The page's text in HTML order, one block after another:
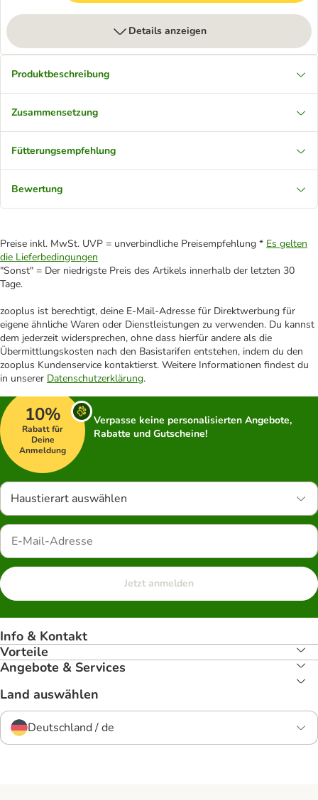
Details anzeigen
Produktbeschreibung
Zusammensetzung
Fütterungsempfehlung
Bewertung
Preise inkl. MwSt. UVP = unverbindliche Preisempfehlung * Es gelten
die Lieferbedingungen
"Sonst" = Der niedrigste Preis des Artikels innerhalb der letzten 30
Tage.
zooplus ist berechtigt, deine E-Mail-Adresse für Direktwerbung für
eigene ähnliche Waren oder Dienstleistungen zu verwenden. Du kannst
dem jederzeit widersprechen, ohne dass hierfür andere als die
Übermittlungskosten nach den Basistarifen entstehen, indem du den
zooplus Kundenservice kontaktierst. Weitere Informationen findest du
in unserer Datenschutzerklärung.
10%
Rabatt für
Deine
Anmeldung
Verpasse keine personalisierten Angebote,
Rabatte und Gutscheine!
Haustierart auswählen
Jetzt anmelden
Info & Kontakt
Vorteile
Angebote & Services
Land auswählen
Deutschland / de